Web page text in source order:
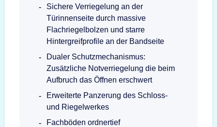
Sichere Verriegelung an der
Türinnenseite durch massive
Flachriegelbolzen und starre
Hintergreifprofile an der Bandseite
Dualer Schutzmechanismus:
Zusätzliche Notverriegelung die beim
Aufbruch das Öffnen erschwert
Erweiterte Panzerung des Schloss-
und Riegelwerkes
Fachböden ordnertief